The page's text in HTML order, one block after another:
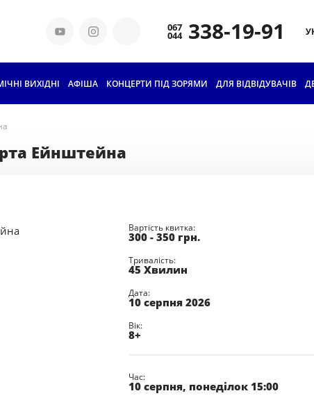
338-19-91
ВИХІДНІ АФІША КОНЦЕРТИ ПІД ЗОРЯМИ ДЛЯ ВІДВІДУВАЧІВ
КВИТКИ ТА ЦІНИ
ПЛАНЕТАРІЮ
Ейнштейна
Вартість квитка:
300 - 350 грн.
Тривалість:
45 Хвилин
Дата:
10 серпня 2026
Вік:
8+
Час:
10 серпня, понеділок 15:00